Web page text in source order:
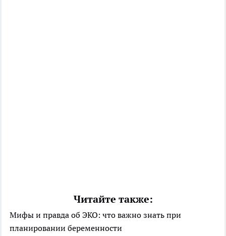
Читайте также:
Мифы и правда об ЭКО: что важно знать при
планировании беременности